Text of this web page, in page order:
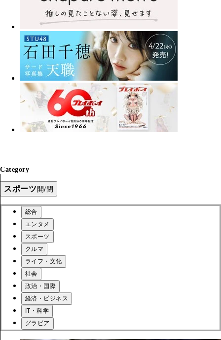
Category
スポーツ開/閉
総合
エンタメ
スポーツ
クルマ
ライフ・文化
社会
政治・国際
経済・ビジネス
IT・科学
グラビア